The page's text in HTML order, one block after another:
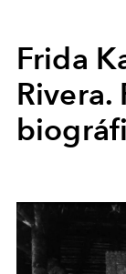
Frida
Rivera.